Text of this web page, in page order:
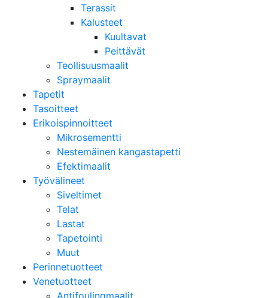
Terassit
Kalusteet
Kuultavat
Peittävät
Teollisuusmaalit
Spraymaalit
Tapetit
Tasoitteet
Erikoispinnoitteet
Mikrosementti
Nestemäinen kangastapetti
Efektimaalit
Työvälineet
Siveltimet
Telat
Lastat
Tapetointi
Muut
Perinnetuotteet
Venetuotteet
Antifoulingmaalit